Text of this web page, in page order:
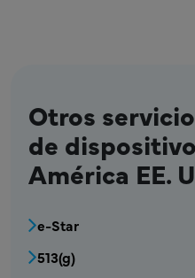
Otros
de
América EE.
MDV - Bloque de
e-Star
513(g)